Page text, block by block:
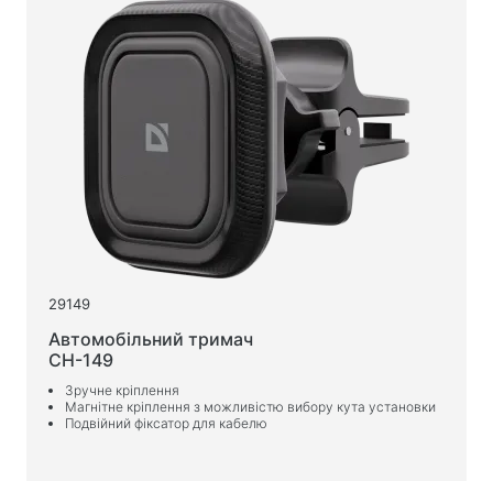
Зарядки, живлення
Батарейки
Зарядні пристрої в авто
Зарядні пристрої мережеві
Кабелі та адаптери
Кабелі USB
Мережеві кабелі
Перехідники та адаптери
Для авто
29149
Автомобільний тримач
CH-149
Зручне кріплення
Магнітне кріплення з можливістю вибору кута установки
Подвійний фіксатор для кабелю